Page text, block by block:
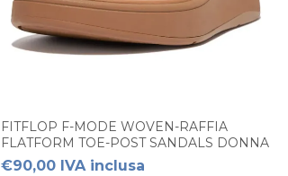
FITFLOP F-MODE WOVEN-RAFFIA
FLATFORM TOE-POST SANDALS DONNA
€90,00 IVA inclusa